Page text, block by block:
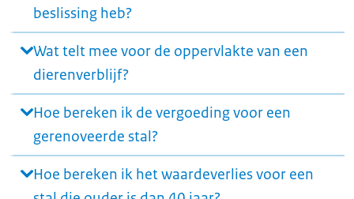
beslissing heb?
Wat telt mee voor de oppervlakte van een
dierenverblijf?
Hoe bereken ik de vergoeding voor een
gerenoveerde stal?
Hoe bereken ik het waardeverlies voor een